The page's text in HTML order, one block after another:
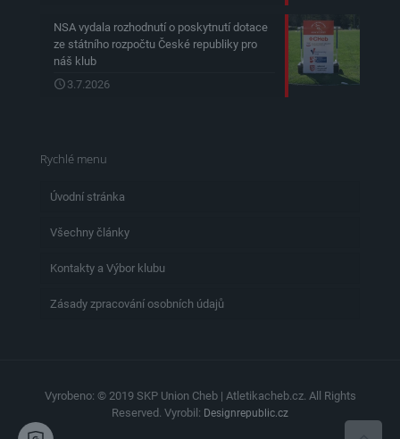
NSA vydala rozhodnutí o poskytnutí dotace
ze státního rozpočtu České republiky pro
náš klub
3.7.2026
Rychlé menu
Úvodní stránka
Všechny články
Kontakty a Výbor klubu
Zásady zpracování osobních údajů
Vyrobeno: © 2019 SKP Union Cheb | Atletikacheb.cz. All Rights
Reserved. Vyrobil: Designrepublic.cz